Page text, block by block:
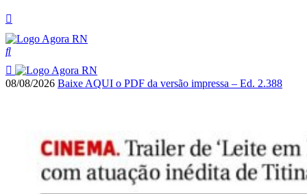
08/08/2026 Baixe AQUI o PDF da versão impressa – Ed. 2.388